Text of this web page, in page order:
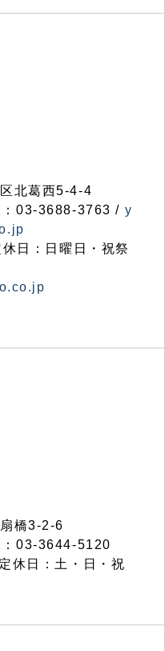
北葛西5-4-4
03-3688-3763 / y
日：日曜日・祝祭
橋3-2-6
03-3644-5120
休日：土・日・祝